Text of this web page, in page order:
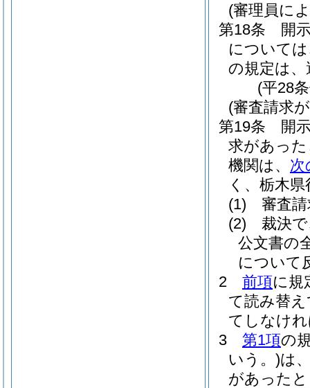
(審理員に
第18条
開
について
の規定は
(平28
(審査請求
第19条
開
求があっ
機関は、 次
く、栃木
(1)
審査
(2)
裁決
公文書の
について
2
前項に規
て読み替
てしなけ
3
第1項の
いう。)は
があった